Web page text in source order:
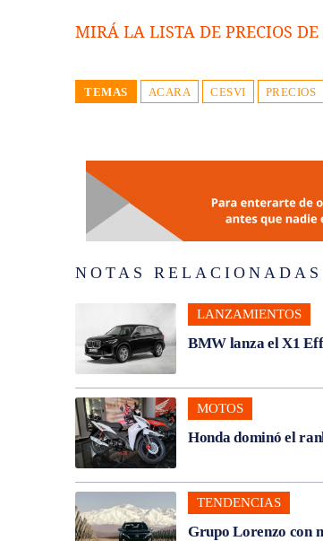
MIRÁ LA LISTA DE PRECIOS
TEMAS ACARA CESVI PRECIOS
NOTAS RELACIONADAS
LANZAMIENTOS
BMW lanza el X1
MOTOS
Honda dominó el
TENDENCIAS
Grupo Lorenzo con